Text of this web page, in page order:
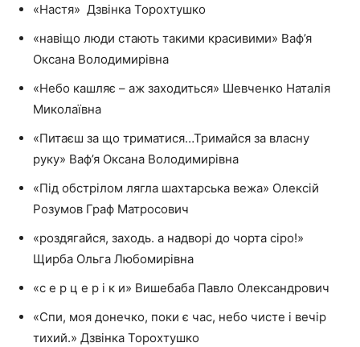
«Настя» Дзвінка Торохтушко
«навіщо люди стають такими красивими» Ваф’я
Оксана Володимирівна
«Небо кашляє – аж заходиться» Шевченко Наталія
Миколаївна
«Питаєш за що триматися…Тримайся за власну
руку» Ваф’я Оксана Володимирівна
«Під обстрілом лягла шахтарська вежа» Олексій
Розумов Граф Матросович
«роздягайся, заходь. а надворі до чорта сіро!»
Щирба Ольга Любомирівна
«с е р ц е р і к и» Вишебаба Павло Олександрович
«Спи, моя донечко, поки є час, небо чисте і вечір
тихий.» Дзвінка Торохтушко